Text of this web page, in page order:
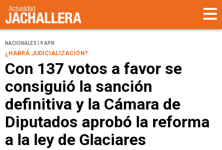
NACIONALES | 9 APR
¿HABRÁ JUDICIALIZACIÓN?
Con 137 votos a favor se
consiguió la sanción
definitiva y la Cámara de
Diputados aprobó la reforma
a la ley de Glaciares